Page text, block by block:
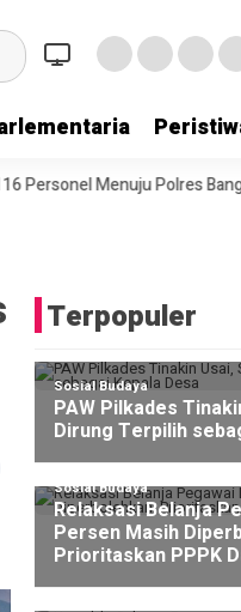
Banggai Laut
Terpopuler
Sosial Budaya
PAW Pilkades
Dirung Terpilih
Sosial Budaya
Relaksasi Belanja
Persen Masih
Prioritaskan PPPK